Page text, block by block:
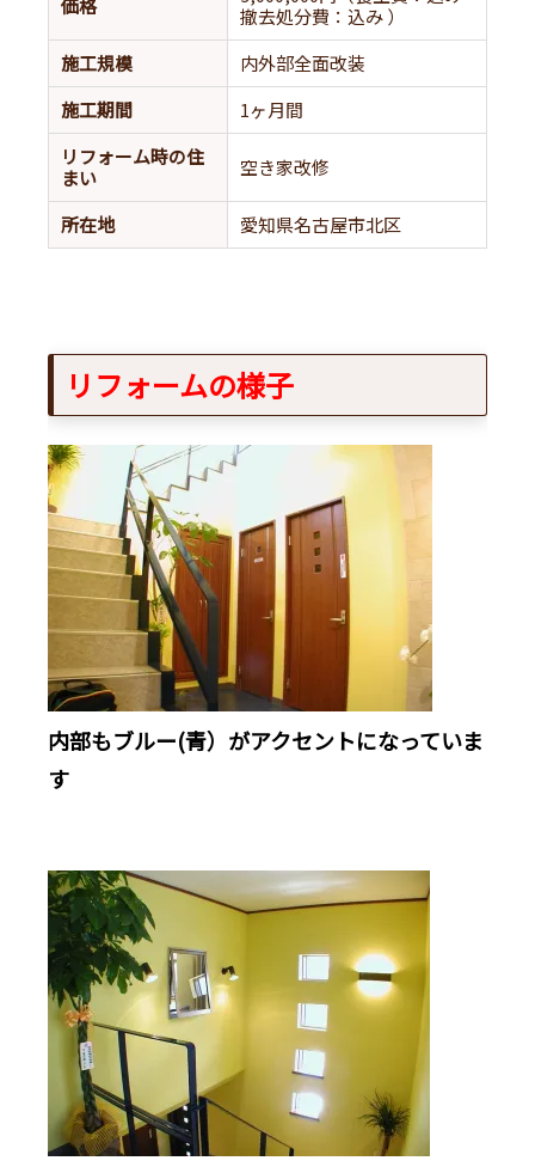
価格
撤去処分費：込み ）
施工規模
内外部全面改装
施工期間
1ヶ月間
リフォーム時の住
まい
空き家改修
所在地 愛知県名古屋市北区
リフォームの様子
内部もブルー(青）がアクセントになっていま
す